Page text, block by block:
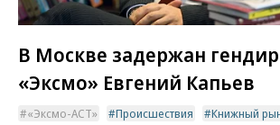
В Москве задержан
«Эксмо» Евгений Капьев
«Эксмо-АСТ» Происшествия Книжный